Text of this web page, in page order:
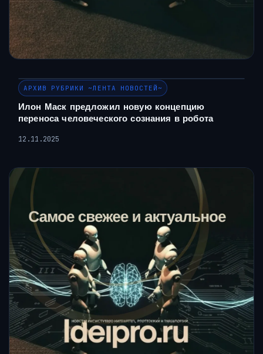
АРХИВ РУБРИКИ ~ЛЕНТА НОВОСТЕЙ~
Илон Маск предложил новую концепцию
переноса человеческого сознания в робота
12.11.2025